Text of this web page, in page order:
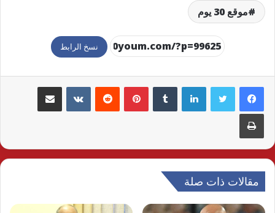
موقع 30 يوم
نسخ الرابط
لينكدإن بينتيريست مشاركة عبر البريد
طباعة
مقالات ذات صلة